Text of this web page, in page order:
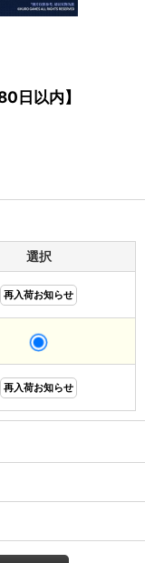
日以内】
選択
再入荷お知らせ
再入荷お知らせ